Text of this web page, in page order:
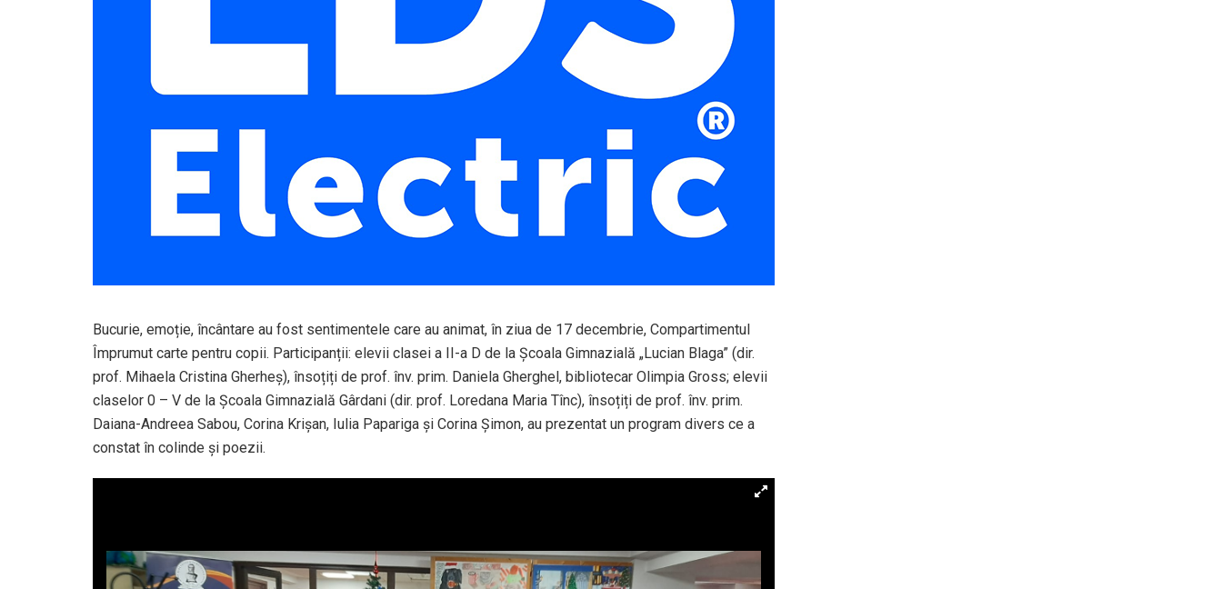
Bucurie, emoție, încântare au fost sentimentele care au animat, în ziua de 17 decembrie, Compartimentul
Împrumut carte pentru copii. Participanții: elevii clasei a II-a D de la Școala Gimnazială „Lucian Blaga” (dir.
prof. Mihaela Cristina Gherheș), însoțiți de prof. înv. prim. Daniela Gherghel, bibliotecar Olimpia Gross; elevii
claselor 0 – V de la Școala Gimnazială Gârdani (dir. prof. Loredana Maria Tînc), însoțiți de prof. înv. prim.
Daiana-Andreea Sabou, Corina Krișan, Iulia Papariga și Corina Șimon, au prezentat un program divers ce a
constat în colinde și poezii.